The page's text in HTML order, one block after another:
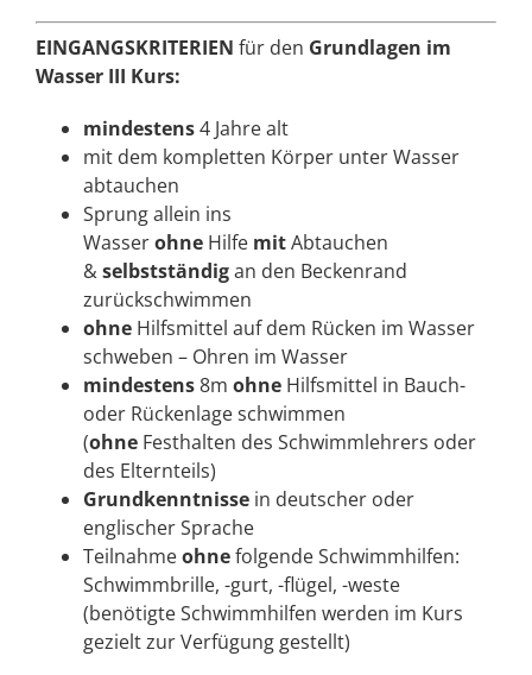
EINGANGSKRITERIEN für den Grundlagen im
Wasser III Kurs:
mindestens4 Jahre alt
mit dem kompletten Körper unter Wasser
abtauchen
Sprung allein ins
Wasserohne Hilfe mitAbtauchen
&selbstständigan den Beckenrand
zurückschwimmen
ohne Hilfsmittel auf dem Rücken im Wasser
schweben – Ohren im Wasser
mindestens8m ohne Hilfsmittel in Bauch-
oder Rückenlage schwimmen
(ohne Festhalten des Schwimmlehrers oder
des Elternteils)
Grundkenntnisse in deutscher oder
englischer Sprache
Teilnahmeohnefolgende Schwimmhilfen:
Schwimmbrille, -gurt, -flügel, -weste
(benötigte Schwimmhilfen werden im Kurs
gezielt zur Verfügung gestellt)